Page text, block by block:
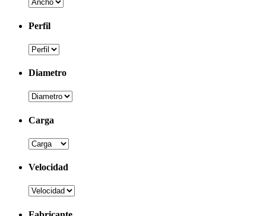
Perfil
Diametro
Carga
Velocidad